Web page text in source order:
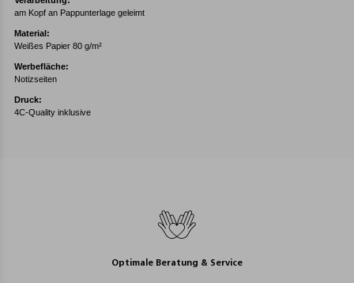
am Kopf an Pappunterlage geleimt
Material:
Weißes Papier 80 g/m²
Werbefläche:
Notizseiten
Druck:
4C-Quality inklusive
Optimale Beratung & Service